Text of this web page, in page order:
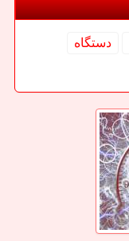
دستگاه